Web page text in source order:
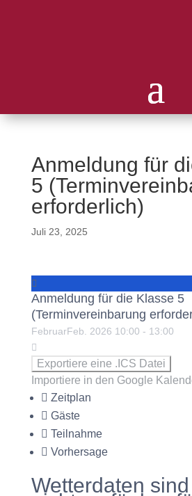
Anmeldung für
5
erforderlich)
Juli 23, 2025
Anmeldung für die Klasse 5
(Terminvereinbarung
FebruarFeb. 2026 10:00 - 13:00
Exportiere eine .ICS Datei
Importiere in den Google
Zeitplan
Gäste
Teilnahme
Vorhersage
Wetterdaten